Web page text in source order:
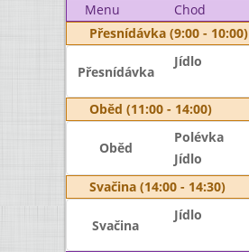
Menu Chod
Přesnídávka (9:00 - 10:00)
Přesnídávka
Jídlo
Oběd (11:00 - 14:00)
Oběd
Polévka
Jídlo
Svačina (14:00 - 14:30)
Svačina
Jídlo